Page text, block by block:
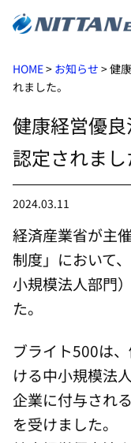
HOME> お知らせ >健
れました。
健康経営優
認定されまし
2024.03.11
経済産業省が主
制度」において
小規模法人部門
た。
ブライト500は
ける中小規模法
企業に付与され
を受けました。